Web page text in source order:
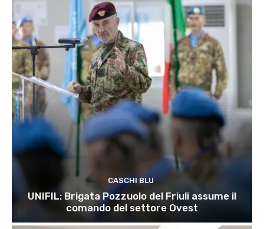
CASCHI BLU
UNIFIL: Brigata Pozzuolo del Friuli assume il
comando del settore Ovest